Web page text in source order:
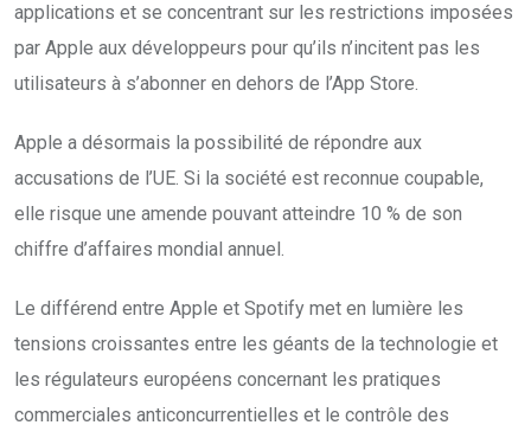
applications et se concentrant sur les restrictions imposées
par Apple aux développeurs pour qu’ils n’incitent pas les
utilisateurs à s’abonner en dehors de l’App Store.
Apple a désormais la possibilité de répondre aux
accusations de l’UE. Si la société est reconnue coupable,
elle risque une amende pouvant atteindre 10 % de son
chiffre d’affaires mondial annuel.
Le différend entre Apple et Spotify met en lumière les
tensions croissantes entre les géants de la technologie et
les régulateurs européens concernant les pratiques
commerciales anticoncurrentielles et le contrôle des